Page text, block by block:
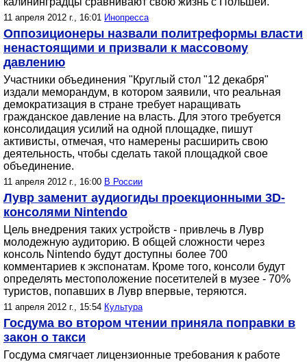
11 апреля 2012 г., 16:01 Инопресса
Оппозиционеры назвали политреформы власти
ненастоящими и призвали к массовому
давлению
Участники объединения "Круглый стол "12 декабря"
издали меморандум, в котором заявили, что реальная
демократизация в стране требует наращивать
гражданское давление на власть. Для этого требуется
консолидация усилий на одной площадке, пишут
активисты, отмечая, что намерены расширить свою
деятельность, чтобы сделать такой площадкой свое
объединение.
11 апреля 2012 г., 16:00 В России
Лувр заменит аудиогиды проекционными 3D-
консолями Nintendo
Цель внедрения таких устройств - привлечь в Лувр
молодежную аудиторию. В общей сложности через
консоль Nintendo будут доступны более 700
комментариев к экспонатам. Кроме того, консоли будут
определять местоположение посетителей в музее - 70%
туристов, попавших в Лувр впервые, теряются.
11 апреля 2012 г., 15:54 Культура
Госдума во втором чтении приняла поправки в
закон о такси
Госдума смягчает лицензионные требования к работе